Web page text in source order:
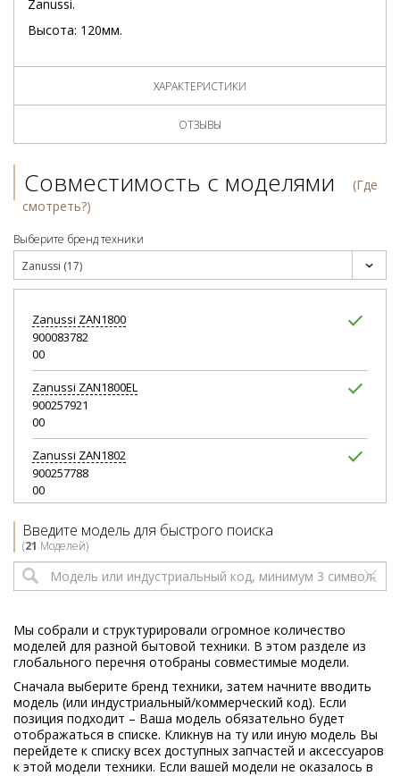
Zanussi.
Высота: 120мм.
ХАРАКТЕРИСТИКИ
ОТЗЫВЫ
Совместимость с моделями
(Где
смотреть?)
Выберите бренд техники
Zanussi (17)
Zanussi ZAN1800
900083782
00
Zanussi ZAN1800EL
900257921
00
Zanussi ZAN1802
900257788
00
900257929
00
ZanussiZAN1803EL
00
ZanussiZAN1820
00
ZanussiZAN1820EL
900257922
00
Введите модель для быстрого поиска
(21 Моделей)
Мы собрали и структурировали огромное количество
моделей для разной бытовой техники. В этом разделе из
глобального перечня отобраны совместимые модели.
Сначала выберите бренд техники, затем начните вводить
модель (или индустриальный/коммерческий код). Если
позиция подходит – Ваша модель обязательно будет
отображаться в списке. Кликнув на ту или иную модель Вы
перейдете к списку всех доступных запчастей и аксессуаров
к этой модели техники. Если вашей модели не оказалось в